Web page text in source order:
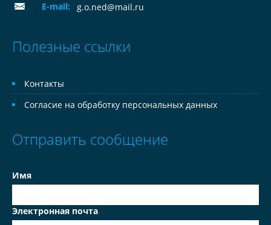
E-mail:
g.o.ned@mail.ru
Полезные ссылки
Контакты
Согласие на обработку персональных данных
Отправить сообщение
Имя
Электронная почта